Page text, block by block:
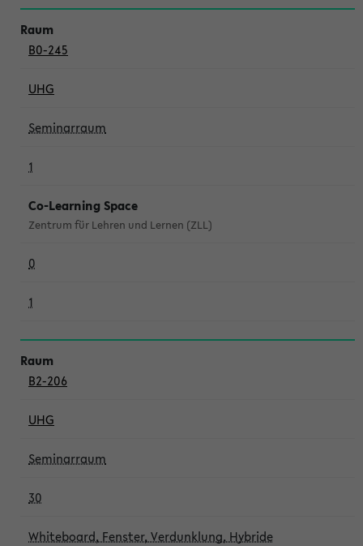
B0-245
UHG
Seminarraum
1
Co-Learning Space
Zentrum für Lehren und Lernen (ZLL)
0
1
B2-206
UHG
Seminarraum
30
Whiteboard, Fenster, Verdunklung, Hybride